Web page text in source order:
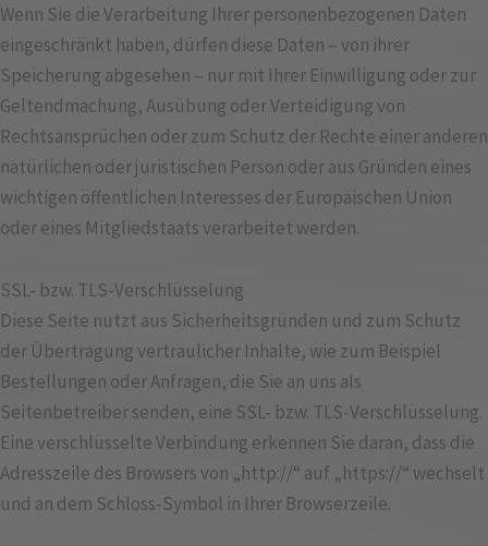
Wenn Sie die Verarbeitung Ihrer personenbezogenen Daten
eingeschränkt haben, dürfen diese Daten – von ihrer
Speicherung abgesehen – nur mit Ihrer Einwilligung oder zur
Geltendmachung, Ausübung oder Verteidigung von
Rechtsansprüchen oder zum Schutz der Rechte einer anderen
natürlichen oder juristischen Person oder aus Gründen eines
wichtigen öffentlichen Interesses der Europäischen Union
oder eines Mitgliedstaats verarbeitet werden.
SSL- bzw. TLS-Verschlüsselung
Diese Seite nutzt aus Sicherheitsgründen und zum Schutz
der Übertragung vertraulicher Inhalte, wie zum Beispiel
Bestellungen oder Anfragen, die Sie an uns als
Seitenbetreiber senden, eine SSL- bzw. TLS-Verschlüsselung.
Eine verschlüsselte Verbindung erkennen Sie daran, dass die
Adresszeile des Browsers von „http://“ auf „https://“ wechselt
und an dem Schloss-Symbol in Ihrer Browserzeile.